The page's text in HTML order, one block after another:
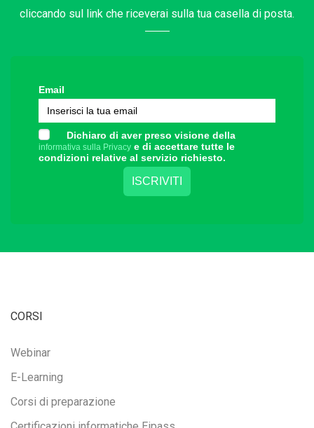
cliccando sul link che riceverai sulla tua casella di posta.
Email
Dichiaro di aver preso visione della
informativa sulla Privacy e di accettare tutte le
condizioni relative al servizio richiesto.
CORSI
Webinar
E-Learning
Corsi di preparazione